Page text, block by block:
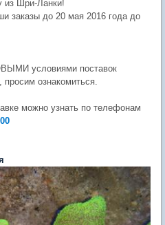
из Шри-Ланки!
заказы до 20 мая 2016 года до
условиями поставок
просим ознакомиться.
можно узнать по телефонам